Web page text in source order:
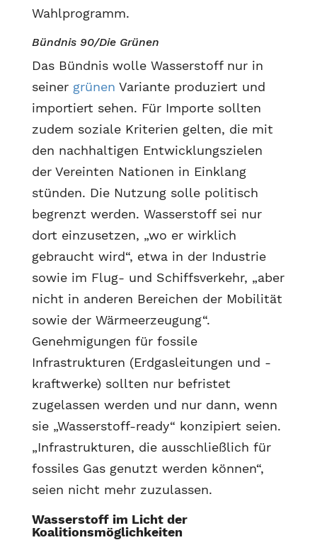
Wahlprogramm.
Bündnis 90/Die Grünen
Das Bündnis wolle Wasserstoff nur in
seiner grünen Variante produziert und
importiert sehen. Für Importe sollten
zudem soziale Kriterien gelten, die mit
den nachhaltigen Entwicklungszielen
der Vereinten Nationen in Einklang
stünden. Die Nutzung solle politisch
begrenzt werden. Wasserstoff sei nur
dort einzusetzen, „wo er wirklich
gebraucht wird“, etwa in der Industrie
sowie im Flug- und Schiffsverkehr, „aber
nicht in anderen Bereichen der Mobilität
sowie der Wärmeerzeugung“.
Genehmigungen für fossile
Infrastrukturen (Erdgasleitungen und -
kraftwerke) sollten nur befristet
zugelassen werden und nur dann, wenn
sie „Wasserstoff-ready“ konzipiert seien.
„Infrastrukturen, die ausschließlich für
fossiles Gas genutzt werden können“,
seien nicht mehr zuzulassen.
Wasserstoff im Licht der
Koalitionsmöglichkeiten